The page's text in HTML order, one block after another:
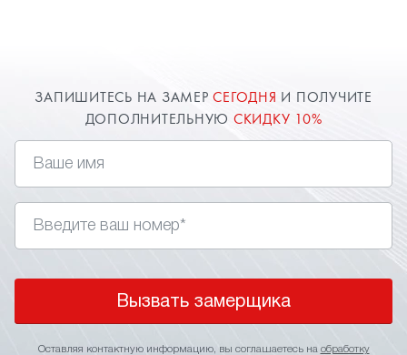
ЗАПИШИТЕСЬ НА ЗАМЕРСЕГОДНЯ И ПОЛУЧИТЕ
ДОПОЛНИТЕЛЬНУЮ СКИДКУ 10%
Вызвать замерщика
Оставляя контактную информацию, вы соглашаетесь на обработку